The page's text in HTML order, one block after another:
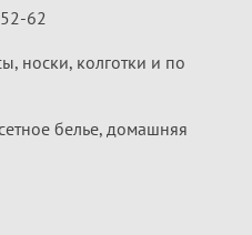
62
носки, колготки и по
белье, домашняя